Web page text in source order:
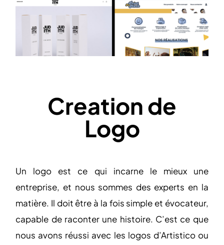
Creation de
Logo
Un logo est ce qui incarne le mieux une
entreprise, et nous sommes des experts en la
matière. Il doit être à la fois simple et évocateur,
capable de raconter une histoire. C’est ce que
nous avons réussi avec les logos d’Artistico ou